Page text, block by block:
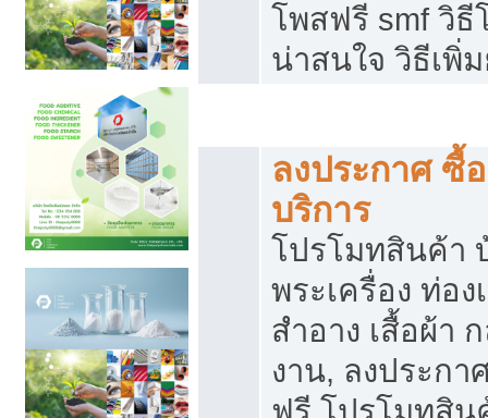
โพสฟรี smf วิธี
น่าสนใจ วิธีเพิ่
ลงประกาศ ซื้
บริการ
โปรโมทสินค้า
พระเครื่อง ท่อง
สำอาง เสื้อผ้า
งาน, ลงประก